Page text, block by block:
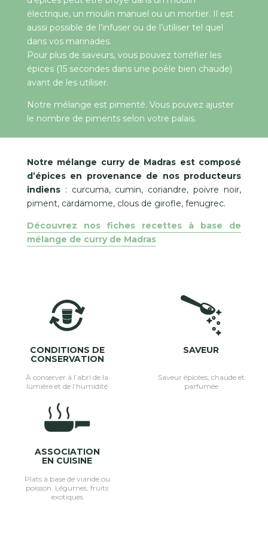
électrique, un moulin manuel ou un mortier. Il est
aussi possible de l’infuser ou de l’utiliser tel quel
dans vos marinades.
Pour plus de saveurs, vous pouvez torréfier les
épices (15 secondes dans une poêle bien chaude)
avant de les utiliser.
Notre mélange est pimenté. Vous pouvez ajuster
le nombre de piments selon votre palais.
Notre mélange curry de Madras est composé
d’épices en provenance de nos producteurs
indiens: curcuma, cumin, coriandre, poivre noir,
piment, cardamome, clous de girofle, fenugrec.
Découvrez nos fiches recettes à base de
mélange de curry de Madras
CONDITIONS DE
CONSERVATION
À conserver à l’abri de la
lumière et de l’humidité
SAVEUR
Saveur épicées, chaude et
parfumée
ASSOCIATION
EN CUISINE
Plats à base de viande ou
poisson. Légumes, fruits
exotiques